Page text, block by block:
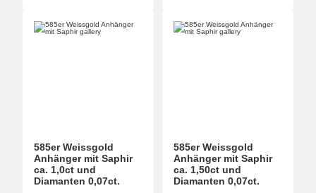
585er Weissgold
Anhänger mit Saphir
ca. 1,0ct und
Diamanten 0,07ct.
585er Weissgold
Anhänger mit Saphir
ca. 1,50ct und
Diamanten 0,07ct.